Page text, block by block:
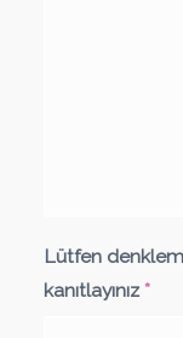
Lütfen
kanıtlayınız *